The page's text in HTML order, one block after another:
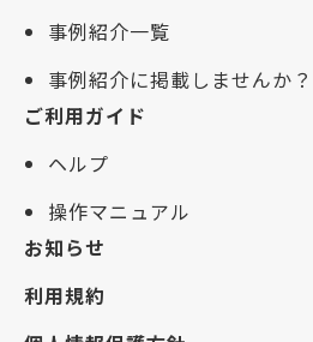
事例紹介一覧
事例紹介に掲載しませんか？
ご利用ガイド
ヘルプ
操作マニュアル
お知らせ
利用規約